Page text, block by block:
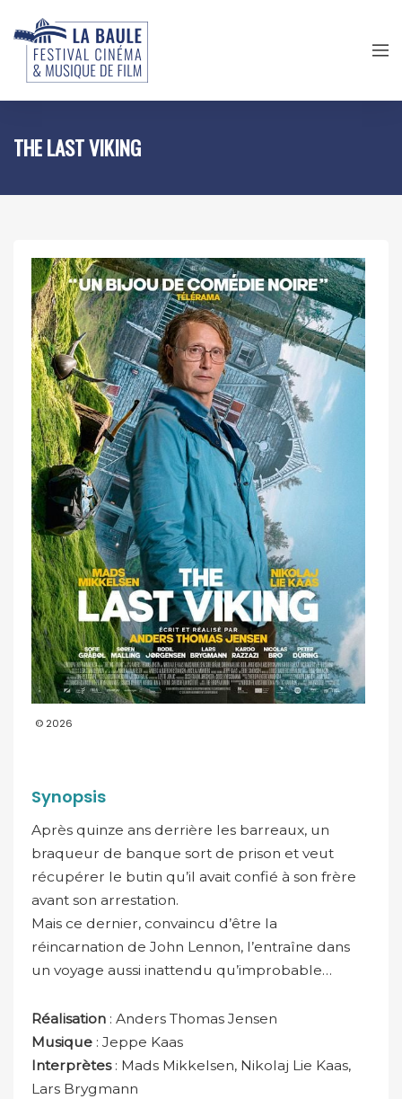
THE LAST VIKING
© 2026
Synopsis
Après quinze ans derrière les barreaux, un
braqueur de banque sort de prison et veut
récupérer le butin qu’il avait confié à son frère
avant son arrestation.
Mais ce dernier, convaincu d’être la
réincarnation de John Lennon, l’entraîne dans
un voyage aussi inattendu qu’improbable…
Réalisation : Anders Thomas Jensen
Musique : Jeppe Kaas
Interprètes: Mads Mikkelsen, Nikolaj Lie Kaas,
Lars Brygmann